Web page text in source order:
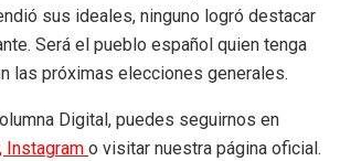
sus ideales, ninguno logró destacar
Será el pueblo español quien tenga
las próximas elecciones generales.
Digital, puedes seguirnos en
Instagram o visitar nuestra página oficial.